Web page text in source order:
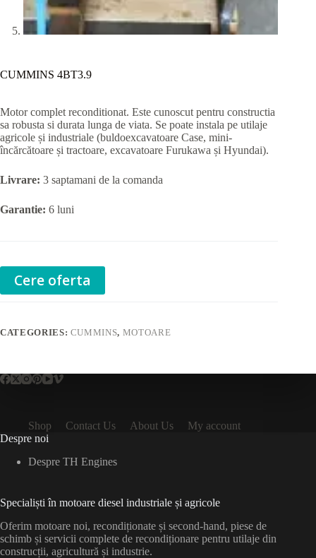
CUMMINS 4BT3.9
Motor complet reconditionat. Este cunoscut pentru constructia
sa robusta si durata lunga de viata. Se poate instala pe utilaje
agricole și industriale (buldoexcavatoare Case, mini-
încărcătoare și tractoare, excavatoare Furukawa și Hyundai).
Livrare: 3 saptamani de la comanda
Garantie: 6 luni
Cere oferta
CATEGORIES: CUMMINS, MOTOARE
Shop Contact Us About Us
My account
Despre noi
Despre TH Engines
Specialiști în motoare diesel industriale și agricole
Oferim motoare noi, recondiționate și second-hand, piese de
schimb și servicii complete de recondiționare pentru utilaje din
construcții, agricultură și industrie.